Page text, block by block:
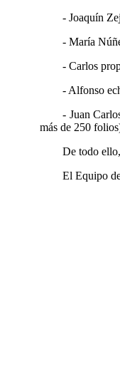
- Joaquín
- María
- Carlos
- Alfonso
- Juan
más de 250
De todo
El Equipo